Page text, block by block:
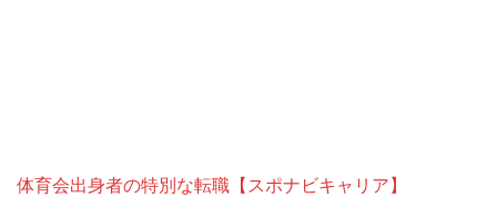
体育会出身者の特別な転職【スポナビキャリア】